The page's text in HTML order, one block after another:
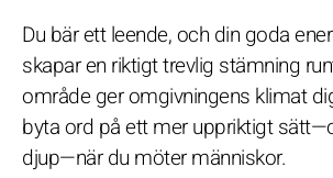
Du bär ett leende, och din goda
skapar en riktigt trevlig stämning
område ger omgivningens klimat
byta ord på ett mer uppriktigt
djup—när du möter människor.